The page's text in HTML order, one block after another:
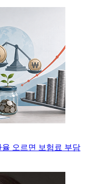
오르면 보험료 부담